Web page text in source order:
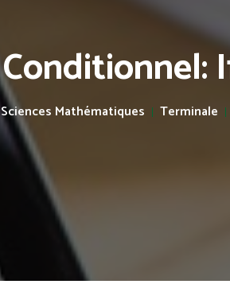
Conditionnel:
Sciences Mathématiques Terminale